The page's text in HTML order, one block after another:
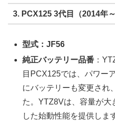
3. PCX125 3代目（2014年～
型式：JF56
純正バッテリー品番 ：
目PCX125では、パワー
にバッテリーも変更され
た。YTZ8Vは、容量が大
した始動性能を提供しま